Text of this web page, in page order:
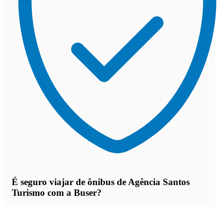
É seguro viajar de ônibus de Agência Santos
Turismo com a Buser?